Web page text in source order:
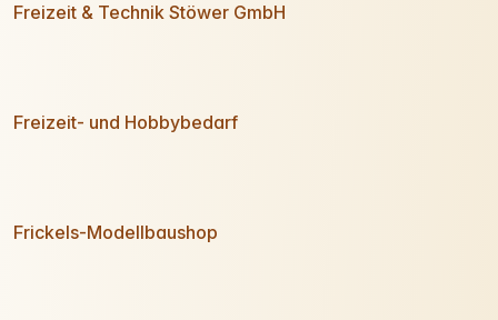
Freizeit & Technik Stöwer GmbH
Freizeit- und Hobbybedarf
Frickels-Modellbaushop